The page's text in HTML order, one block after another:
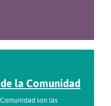
la Comunidad
son las